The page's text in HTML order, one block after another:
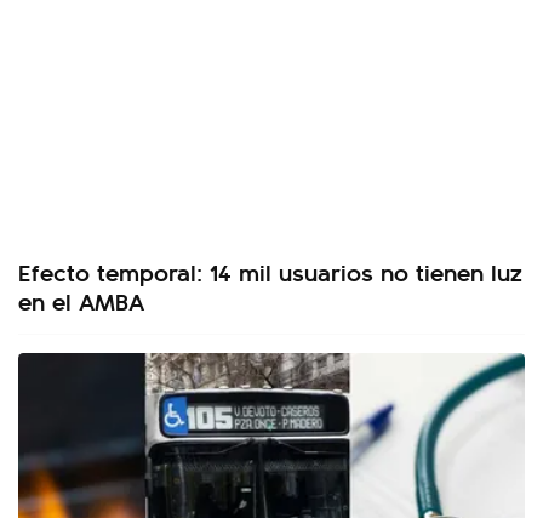
Efecto temporal: 14 mil usuarios no tienen luz
en el AMBA